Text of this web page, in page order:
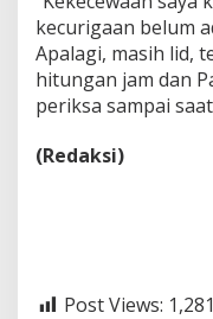
kecurigaan belum
Apalagi, masih lid,
hitungan jam dan
periksa sampai
(Redaksi)
Post Views: 1,281